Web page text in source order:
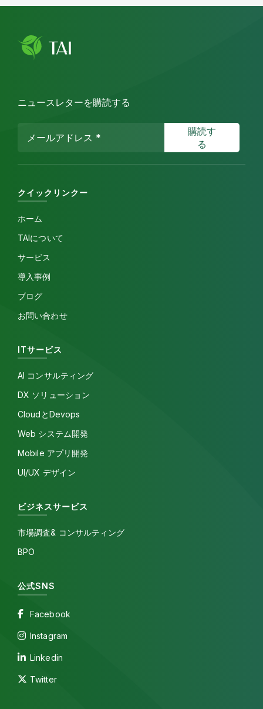
ニュースレターを購読する
クイックリンクー
ホーム
TAIについて
サービス
導入事例
ブログ
お問い合わせ
ITサービス
AI コンサルティング
DX ソリューション
CloudとDevops
Web システム開発
Mobile アプリ開発
UI/UX デザイン
ビジネスサービス
市場調査& コンサルティング
BPO
公式SNS
Facebook
Instagram
Linkedin
Twitter